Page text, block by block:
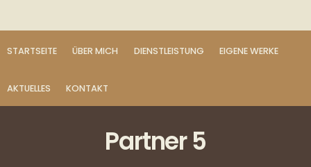
STARTSEITE ÜBER MICH DIENSTLEISTUNG EIGENE WERKE
AKTUELLES KONTAKT
Partner 5